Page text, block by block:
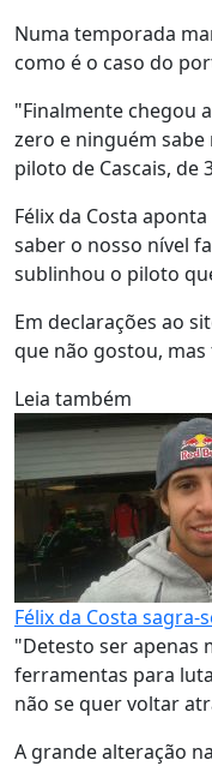
Numa temporada
como é o caso do
"Finalmente chegou
zero e ninguém
piloto de Cascais, de
Félix da Costa
saber o nosso nível
sublinhou o piloto
Em declarações ao
que não gostou,
Leia também
Félix da Costa
"Detesto ser apenas
ferramentas para
não se quer voltar
A grande alteração